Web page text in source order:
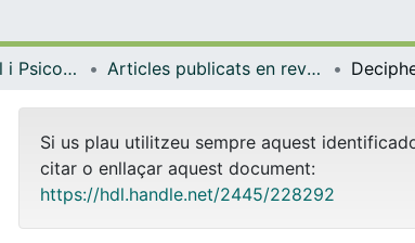
Psicologia Social i Psicologia Quantitativa Articles publicats en revistes (Psicologia Social i Psicologia Quantitativa)
Si us plau utilitzeu sempre aquest
citar o enllaçar aquest document:
https://hdl.handle.net/2445/228292